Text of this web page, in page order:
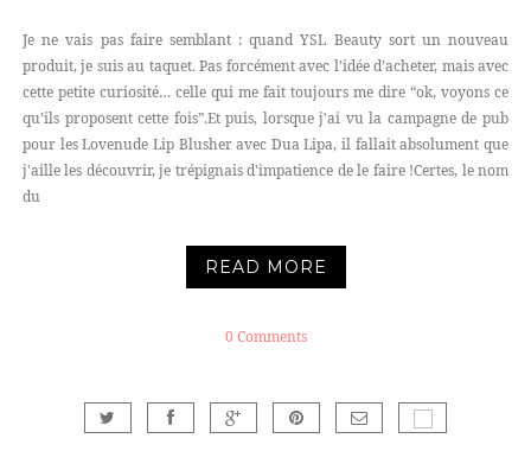
Je ne vais pas faire semblant : quand YSL Beauty sort un nouveau
produit, je suis au taquet. Pas forcément avec l’idée d’acheter, mais avec
cette petite curiosité… celle qui me fait toujours me dire “ok, voyons ce
qu’ils proposent cette fois”.Et puis, lorsque j'ai vu la campagne de pub
pour les Lovenude Lip Blusher avec Dua Lipa, il fallait absolument que
j'aille les découvrir, je trépignais d'impatience de le faire !Certes, le nom
du
READ MORE
0 Comments